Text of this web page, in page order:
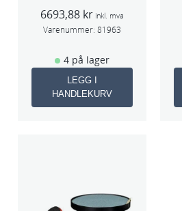
2,5mm slag
75mm
6693,88 kr inkl. mva
Varenummer: 81963
4 på lager
LEGG I
HANDLEKURV